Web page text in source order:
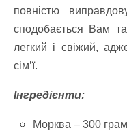
повністю
сподобається Вам
легкий і свіжий,
сім’ї.
Інгредієнти:
Морква – 300